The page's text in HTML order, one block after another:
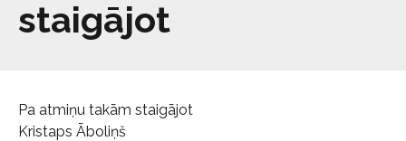
staigājot
Pa atmiņu takām staigājot
Kristaps Āboliņš